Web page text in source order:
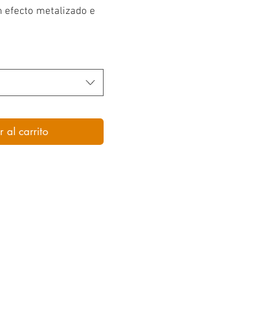
efecto metalizado e
al carrito